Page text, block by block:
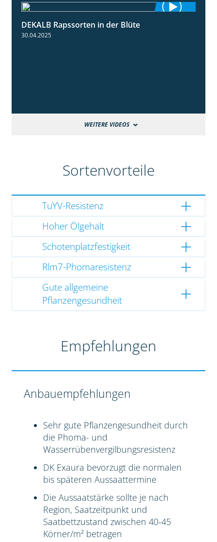
DEKALB Rapssorten in der Blüte
30.04.2025
WEITERE VIDEOS
Sortenvorteile
TuYV-Resistenz
Hoher Ölgehalt
Schotenplatzfestigkeit
Rlm7-Phomaresistenz
Gute allgemeine
Pflanzengesundheit
Empfehlungen
Anbauempfehlungen
Sehr gute Pflanzengesundheit durch
die Phoma- und
Wasserrübenvergilbungsresistenz
DK Exaura bevorzugt die normalen
bis späteren Aussaattermine
Die Aussaatstärke sollte je nach
Region, Saatzeitpunkt und
Saatbettzustand zwischen 40-45
Körner/m² betragen